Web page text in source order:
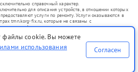
справочный характер.
для описания устройств, в отношении которых
услуги по ремонту. Услуги оказываются в
tmn.korg-fix.ru, которые не связаны с
или их официальными представителями.
уже введенных в гражданский оборот в соответствии
преследует цели индивидуализации услуг или введения
для информирования о предоставляемых услугах по
не является публичной офертой, определяемой
кодекса РФ
файлы cookie. Вы можете
использования
Согласен